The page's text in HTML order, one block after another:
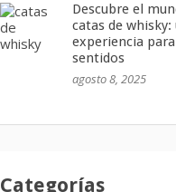
Descubre el
catas de whisky:
experiencia
sentidos
agosto 8, 2025
Categorías